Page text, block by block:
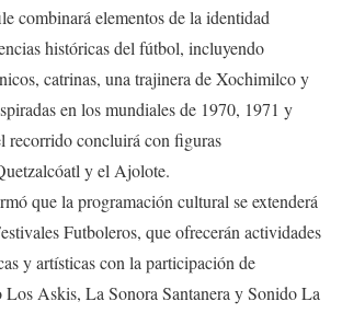
combinará elementos de la identidad
históricas del fútbol, incluyendo
catrinas, una trajinera de Xochimilco y
en los mundiales de 1970, 1971 y
recorrido concluirá con figuras
y el Ajolote.
que la programación cultural se extenderá
Futboleros, que ofrecerán actividades
y artísticas con la participación de
Los Askis, La Sonora Santanera y Sonido La